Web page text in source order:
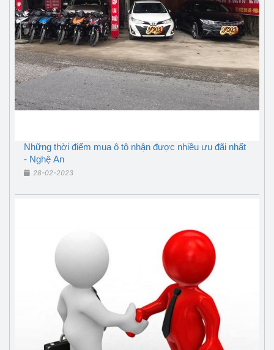
Những thời điểm mua ô tô nhận được nhiều ưu đãi nhất
- Nghệ An
28-02-2023